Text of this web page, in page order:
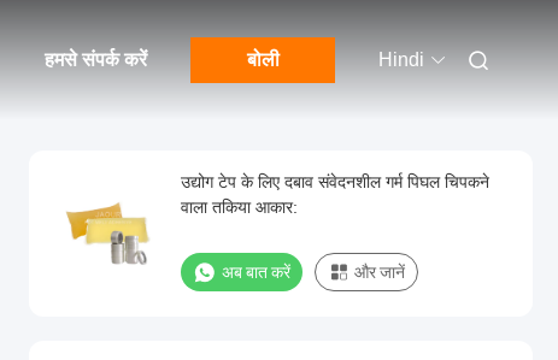
हमसे संपर्क करें बोली Hindi
उद्योग टेप के लिए दबाव संवेदनशील गर्म पिघल चिपकने
वाला तकिया आकार:
अब बात करें और जानें